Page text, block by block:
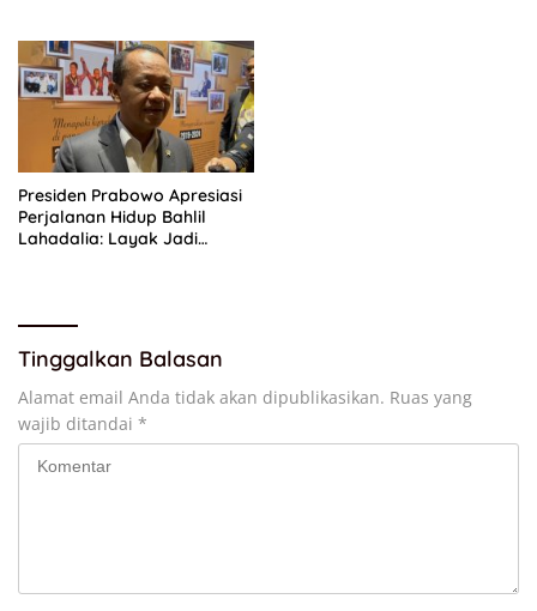
Presiden Prabowo Apresiasi
Perjalanan Hidup Bahlil
Lahadalia: Layak Jadi
Tinggalkan Balasan
Alamat email Anda tidak akan dipublikasikan. Ruas yang
wajib ditandai *